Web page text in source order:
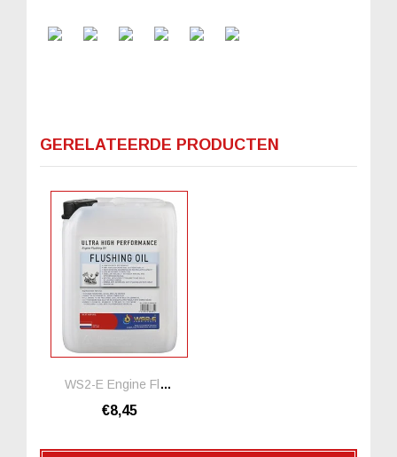
GERELATEERDE PRODUCTEN
WS2-E Engine Flushing Oil *1 Liter
€8,45